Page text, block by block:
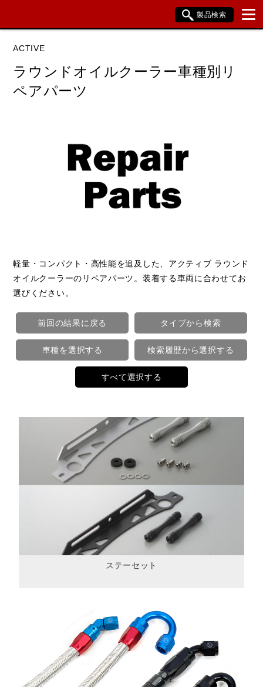
製品検索
閉じる
ACTIVE
ラウンドオイルクーラー車種別リ
ペアパーツ
軽量・コンパクト・高性能を追及した、アクティブ ラウンド
オイルクーラーのリペアパーツ。装着する車両に合わせてお
選びください。
前回の結果に戻る タイプから検索
車種を選択する 検索履歴から選択する
すべて選択する
ステーセット